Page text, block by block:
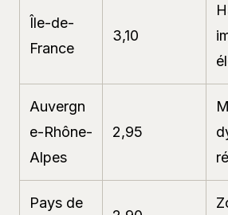
Île-de-
France
3,10
Auvergn
e-Rhône-
Alpes
2,95
Pays de